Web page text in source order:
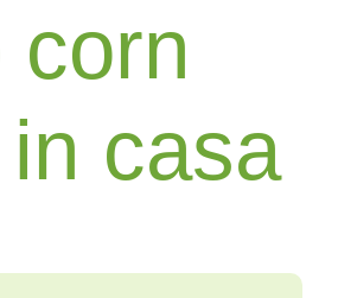
corn
casa